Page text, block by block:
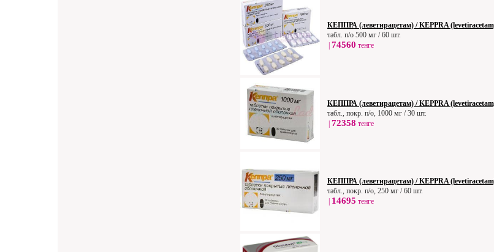
КЕППРА (леветирацетам) / KEPPRA
табл. п/о 500 мг / 60 шт.
74560 тенге
КЕППРА (леветирацетам) / KEPPRA
табл., покр. п/о, 1000 мг / 30 шт.
72358 тенге
КЕППРА (леветирацетам) / KEPPRA
табл., покр. п/о, 250 мг / 60 шт.
14695 тенге